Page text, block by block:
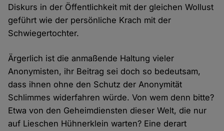
Diskurs in der Öffentlichkeit mit der gleichen Wollust
geführt wie der persönliche Krach mit der
Schwiegertochter.
Ärgerlich ist die anmaßende Haltung vieler
Anonymisten, ihr Beitrag sei doch so bedeutsam,
dass ihnen ohne den Schutz der Anonymität
Schlimmes widerfahren würde. Von wem denn bitte?
Etwa von den Geheimdiensten dieser Welt, die nur
auf Lieschen Hühnerklein warten? Eine derart